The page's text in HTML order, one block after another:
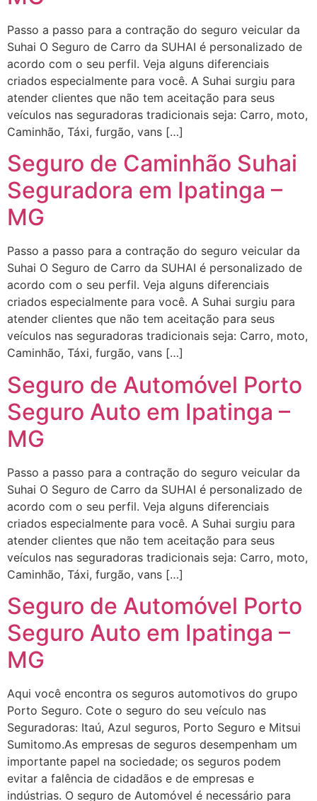
Passo a passo para a contração do seguro veicular da
Suhai O Seguro de Carro da SUHAI é personalizado de
acordo com o seu perfil. Veja alguns diferenciais
criados especialmente para você. A Suhai surgiu para
atender clientes que não tem aceitação para seus
veículos nas seguradoras tradicionais seja: Carro, moto,
Caminhão, Táxi, furgão, vans […]
Seguro de Caminhão Suhai
Seguradora em Ipatinga –
MG
Passo a passo para a contração do seguro veicular da
Suhai O Seguro de Carro da SUHAI é personalizado de
acordo com o seu perfil. Veja alguns diferenciais
criados especialmente para você. A Suhai surgiu para
atender clientes que não tem aceitação para seus
veículos nas seguradoras tradicionais seja: Carro, moto,
Caminhão, Táxi, furgão, vans […]
Seguro de Automóvel Porto
Seguro Auto em Ipatinga –
MG
Passo a passo para a contração do seguro veicular da
Suhai O Seguro de Carro da SUHAI é personalizado de
acordo com o seu perfil. Veja alguns diferenciais
criados especialmente para você. A Suhai surgiu para
atender clientes que não tem aceitação para seus
veículos nas seguradoras tradicionais seja: Carro, moto,
Caminhão, Táxi, furgão, vans […]
Seguro de Automóvel Porto
Seguro Auto em Ipatinga –
MG
Aqui você encontra os seguros automotivos do grupo
Porto Seguro. Cote o seguro do seu veículo nas
Seguradoras: Itaú, Azul seguros, Porto Seguro e Mitsui
Sumitomo.As empresas de seguros desempenham um
importante papel na sociedade; os seguros podem
evitar a falência de cidadãos e de empresas e
indústrias. O seguro de Automóvel é necessário para